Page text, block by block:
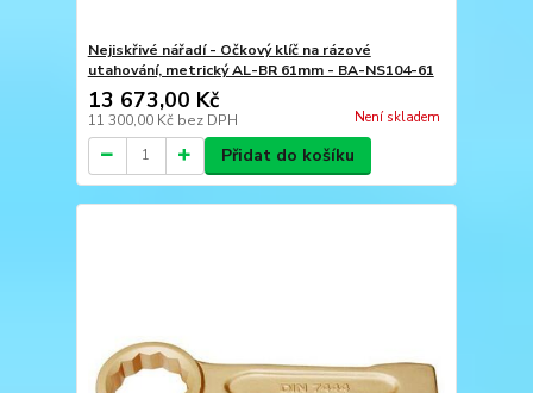
Nejiskřivé nářadí - Očkový klíč na rázové
utahování, metrický AL-BR 61mm - BA-NS104-61
13 673,00 Kč
11 300,00 Kč bez DPH Není skladem
Přidat do košíku